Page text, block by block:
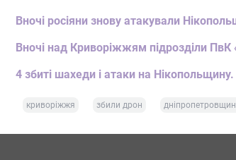
Вночі росіяни знову атакували
Вночі над Криворіжжям підрозділи ПвК
4 збиті шахеди і атаки на
криворіжжя збили дрон